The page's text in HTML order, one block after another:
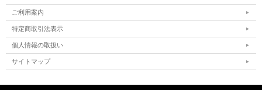
ご利用案内
特定商取引法表示
個人情報の取扱い
サイトマップ